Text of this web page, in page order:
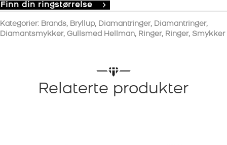
Finn din ringstørrelse
Kategorier: Brands, Bryllup, Diamantringer, Diamantringer,
Diamantsmykker, Gullsmed Hellman, Ringer, Ringer, Smykker
Relaterte produkter